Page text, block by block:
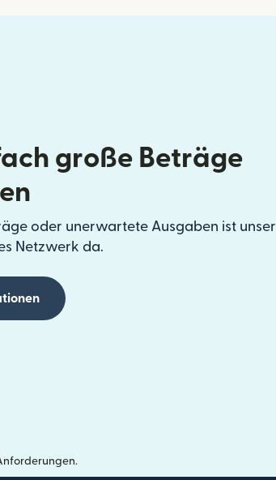
große Beträge
oder unerwartete Ausgaben ist unser
Netzwerk da.